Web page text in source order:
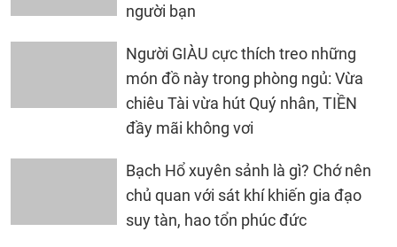
người bạn
Người GIÀU cực thích treo những
món đồ này trong phòng ngủ: Vừa
chiêu Tài vừa hút Quý nhân, TIỀN
đầy mãi không vơi
Bạch Hổ xuyên sảnh là gì? Chớ nên
chủ quan với sát khí khiến gia đạo
suy tàn, hao tổn phúc đức